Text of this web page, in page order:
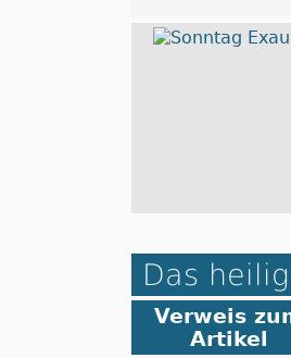
Das
Verweis
Artikel